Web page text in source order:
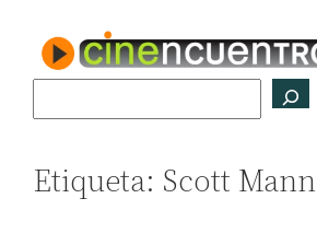
contenido
Etiqueta: Scott Mann